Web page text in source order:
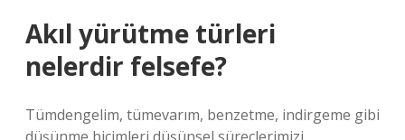
Akıl yürütme türleri
nelerdir felsefe?
Tümdengelim, tümevarım, benzetme, indirgeme gibi